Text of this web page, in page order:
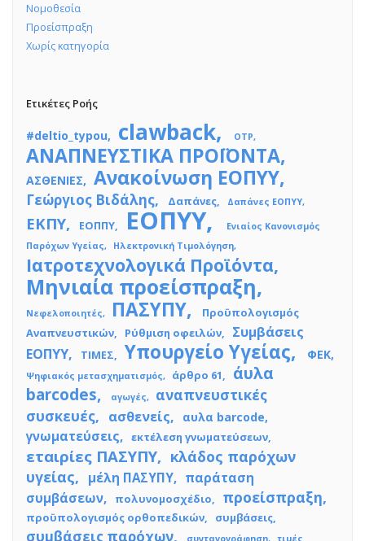
Νομοθεσία
Προείσπραξη
Χωρίς κατηγορία
Ετικέτες Ροής
#deltio_typou clawback OTP
ΑΝΑΠΝΕΥΣΤΙΚΑ ΠΡΟΪΟΝΤΑ
ΑΣΘΕΝΙΕΣ Ανακοίνωση ΕΟΠΥΥ
Γεώργιος Βιδάλης Δαπάνες Δαπάνες ΕΟΠΥΥ
ΕΚΠΥ ΕΟΠΠΥ ΕΟΠΥΥ
Ενιαίος Κανονισμός
Παρόχων Υγείας
Ηλεκτρονική Τιμολόγηση
Ιατροτεχνολογικά Προϊόντα
Μηνιαία προείσπραξη
Νεφελοποιητές ΠΑΣΥΠΥ
Προϋπολογισμός
Αναπνευστικών
Ρύθμιση οφειλών
Συμβάσεις
ΕΟΠΥΥ
ΤΙΜΕΣ Υπουργείο Υγείας ΦΕΚ
Ψηφιακός μετασχηματισμός άρθρο 61
άυλα
barcodes
αγωγές
αναπνευστικές
συσκευές
ασθενείς αυλα barcode
γνωματεύσεις εκτέλεση γνωματεύσεων
εταιρίες ΠΑΣΥΠΥ
κλάδος παρόχων
υγείας
μέλη ΠΑΣΥΠΥ
παράταση
συμβάσεων
πολυνομοσχέδιο προείσπραξη
προϋπολογισμός ορθοπεδικών συμβάσεις
συμβάσεις παρόχων συνταγογράφηση
τιμές